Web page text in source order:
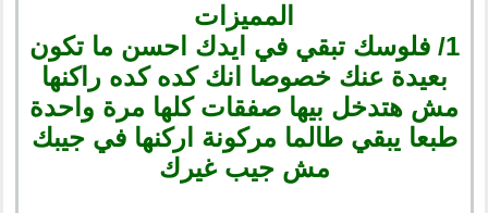
المميزات
1/ فلوسك تبقي في ايدك احسن ما تكون
بعيدة عنك خصوصا انك كده كده راكنها
مش هتدخل بيها صفقات كلها مرة واحدة
طبعا يبقي طالما مركونة اركنها في جيبك
مش جيب غيرك